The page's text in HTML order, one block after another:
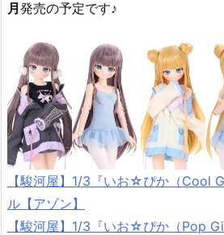
月 発売の予定です♪
【駿河屋】1/3『いお☆ぴか（Cool
ル【アゾン】
【駿河屋】1/3『いお☆ぴか（Pop